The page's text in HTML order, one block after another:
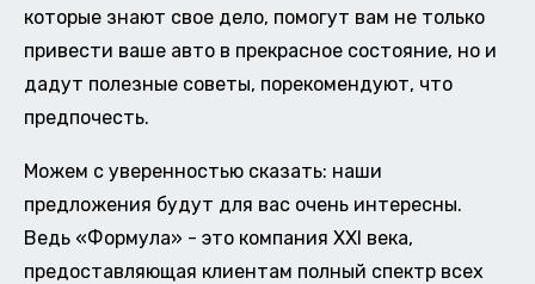
которые знают свое дело, помогут вам не только
привести ваше авто в прекрасное состояние, но и
дадут полезные советы, порекомендуют, что
предпочесть.
Можем с уверенностью сказать: наши
предложения будут для вас очень интересны.
Ведь «Формула» - это компания XXI века,
предоставляющая клиентам полный спектр всех